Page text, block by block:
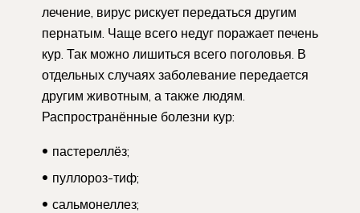
лечение, вирус рискует передаться другим
пернатым. Чаще всего недуг поражает печень
кур. Так можно лишиться всего поголовья. В
отдельных случаях заболевание передается
другим животным, а также людям.
Распространённые болезни кур:
пастереллёз;
пуллороз-тиф;
сальмонеллез;